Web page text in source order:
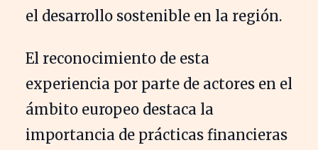
el desarrollo sostenible en la región.
El reconocimiento de esta
experiencia por parte de actores en el
ámbito europeo destaca la
importancia de prácticas financieras